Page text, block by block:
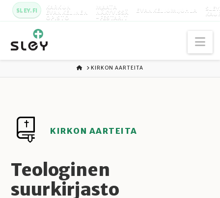
SLEY.FI KARKUN
EVANKELINEN
OPISTO
MAATA
NÄKYVISSÄ
-FESTARIT
EVANKELIUMIJUHLA
ETUSIVU
KIRKON AARTEITA
KIRKON AARTEITA
Teologinen
suurkirjasto